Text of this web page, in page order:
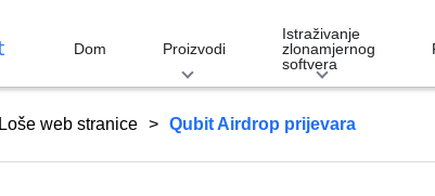
Dom Proizvodi
Istraživanje
zlonamjernog
softvera
Loše web stranice Qubit Airdrop prijevara